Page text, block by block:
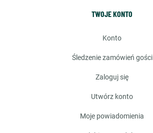
TWOJE KONTO
konto
śledzenie zamówień gości
zaloguj się
utwórz konto
moje powiadomienia